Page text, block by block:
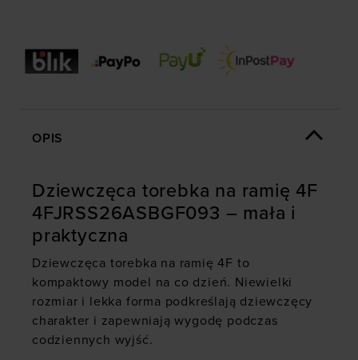
OPIS
Dziewczęca torebka na ramię 4F
4FJRSS26ASBGF093 – mała i
praktyczna
Dziewczęca torebka na ramię 4F to
kompaktowy model na co dzień. Niewielki
rozmiar i lekka forma podkreślają dziewczęcy
charakter i zapewniają wygodę podczas
codziennych wyjść.